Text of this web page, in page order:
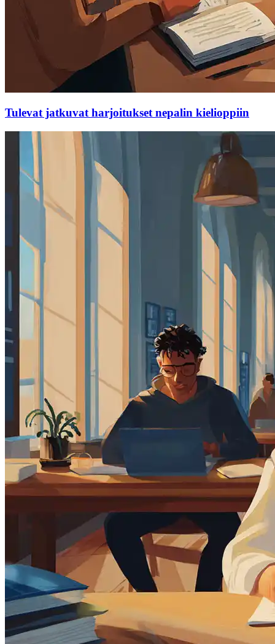
Tulevat jatkuvat harjoitukset nepalin kielioppiin